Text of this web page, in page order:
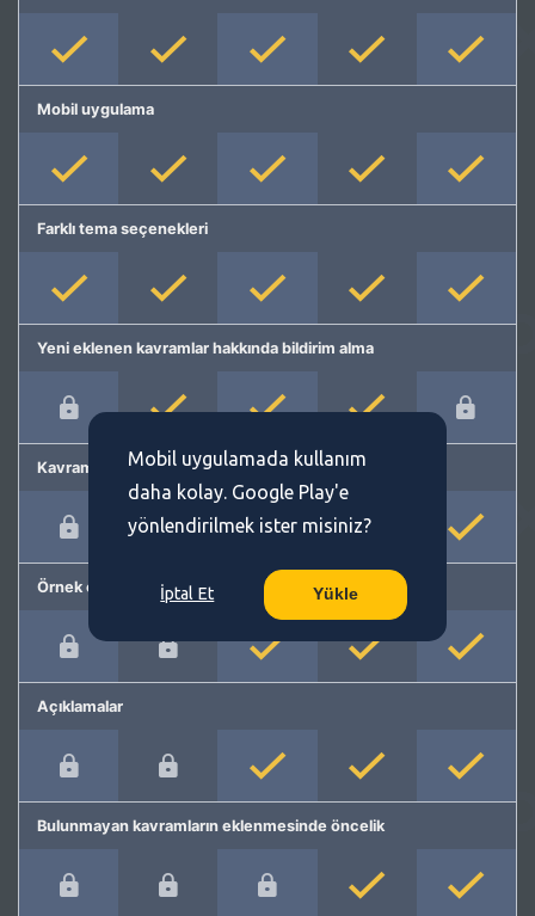
Mobil uygulama
Farklı tema seçenekleri
Yeni eklenen kavramlar hakkında bildirim alma
Kavram önerme
Örnek cümleler
Açıklamalar
Bulunmayan kavramların eklenmesinde öncelik
Mobil uygulamada kullanım
daha kolay. Google Play'e
yönlendirilmek ister misiniz?
İptal Et Yükle